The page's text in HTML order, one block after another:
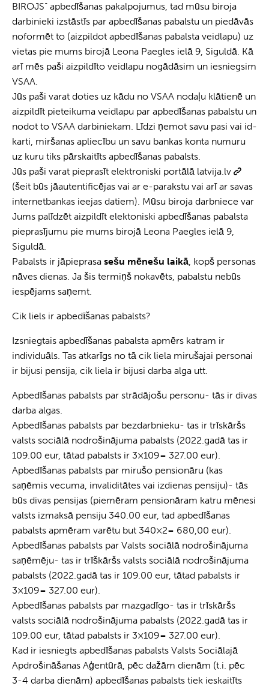
BIROJS” apbedīšanas pakalpojumus, tad mūsu biroja
darbinieki izstāstīs par apbedīšanas pabalstu un piedāvās
noformēt to (aizpildot apbedīšanas pabalsta veidlapu) uz
vietas pie mums birojā Leona Paegles ielā 9, Siguldā. Kā
arī mēs paši aizpildīto veidlapu nogādāsim un iesniegsim
VSAA.
Jūs paši varat doties uz kādu no VSAA nodaļu klātienē un
aizpildīt pieteikuma veidlapu par apbedīšanas pabalstu un
nodot to VSAA darbiniekam. Līdzi ņemot savu pasi vai id-
karti, miršanas apliecību un savu bankas konta numuru
uz kuru tiks pārskaitīts apbedīšanas pabalsts.
Jūs paši varat pieprasīt elektroniski portālā latvija.lv
(šeit būs jāautentificējas vai ar e-parakstu vai arī ar savas
internetbankas ieejas datiem). Mūsu biroja darbniece var
Jums palīdzēt aizpildīt elektoniski apbedīšanas pabalsta
pieprasījumu pie mums birojā Leona Paegles ielā 9,
Siguldā.
Pabalsts ir jāpieprasa sešu mēnešu laikā, kopš personas
nāves dienas. Ja šis termiņš nokavēts, pabalstu nebūs
iespējams saņemt.
Cik liels ir apbedīšanas pabalsts?
Izsniegtais apbedīšanas pabalsta apmērs katram ir
individuāls. Tas atkarīgs no tā cik liela mirušajai personai
ir bijusi pensija, cik liela ir bijusi darba alga utt.
Apbedīšanas pabalsts par strādājošu personu- tās ir divas
darba algas.
Apbedīšanas pabalsts par bezdarbnieku- tas ir trīskāršs
valsts sociālā nodrošinājuma pabalsts (2022.gadā tas ir
109.00 eur, tātad pabalsts ir 3×109= 327.00 eur).
Apbedīšanas pabalsts par mirušo pensionāru (kas
saņēmis vecuma, invaliditātes vai izdienas pensiju)- tās
būs divas pensijas (piemēram pensionāram katru mēnesi
valsts izmaksā pensiju 340.00 eur, tad apbedīšanas
pabalsts apmēram varētu but 340×2= 680,00 eur).
Apbedīšanas pabalsts par Valsts sociālā nodrošinājuma
saņēmēju- tas ir trīškāršs valsts sociālā nodrošinājuma
pabalsts (2022.gadā tas ir 109.00 eur, tātad pabalsts ir
3×109= 327.00 eur).
Apbedīšanas pabalsts par mazgadīgo- tas ir trīskāršs
valsts sociālā nodrošinājuma pabalsts (2022.gadā tas ir
109.00 eur, tātad pabalsts ir 3×109= 327.00 eur).
Kad ir iesniegts apbedīšanas pabalsts Valsts Sociālajā
Apdrošināšanas Aģentūrā, pēc dažām dienām (t.i. pēc
3-4 darba dienām) apbedīšanas pabalsts tiek ieskaitīts